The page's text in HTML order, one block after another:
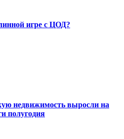
игре с ЦОД?
недвижимость выросли на
полугодия